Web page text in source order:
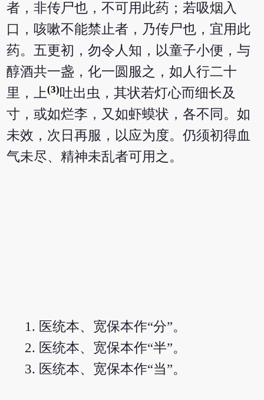
者，非传尸也，不可用此药；若吸烟入
口，咳嗽不能禁止者，乃传尸也，宜用此
药。五更初，勿令人知，以童子小便，与
醇酒共一盏，化一圆服之，如人行二十
里，上(3)吐出虫，其状若灯心而细长及
寸，或如烂李，又如虾蟆状，各不同。如
未效，次日再服，以应为度。仍须初得血
气未尽、精神未乱者可用之。
医统本、宽保本作“分”。
医统本、宽保本作“半”。
医统本、宽保本作“当”。